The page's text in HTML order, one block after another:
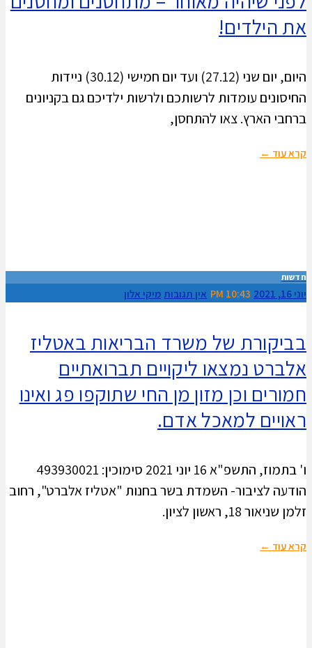
את הילדים!
היום, יום שני (27.12) ועד יום חמישי (30.12) ניידות
החיסונים עומדות לרשותכם ולרשות ילדיכם גם בקניונים
ברחבי הארץ. צאו להתחסן,
קרא עוד ←
חדשות
יוני 16, 2021 10:43 PM אין תגובות מיקי אלון
בביקורת של משרד הבריאות באטליז
אלברט נמצאו ליקויים תברואתיים
חמורים וכן מזון מן החי שתוקפו פג ואינו
ראויים למאכל אדם.
ו' בתמוז, התשפ"א 16 יוני 2021 סימוכין: 493930021
הודעה לציבור- השמדת בשר בחנות "אטליז אלברט", רחוב
זלמן שניאור 18, ראשון לציון.
קרא עוד ←